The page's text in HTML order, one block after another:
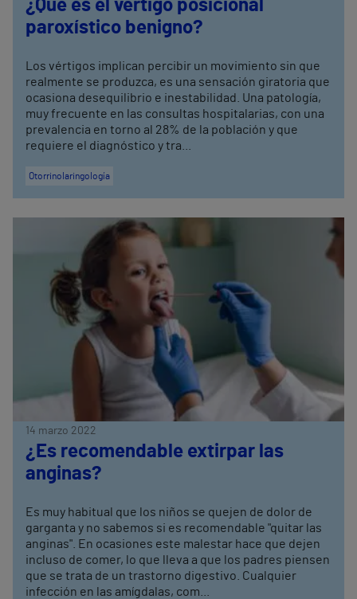
¿Qué es el vértigo posicional
paroxístico benigno?
Los vértigos implican percibir un movimiento sin que
realmente se produzca, es una sensación giratoria que
ocasiona desequilibrio e inestabilidad. Una patología,
muy frecuente en las consultas hospitalarias, con una
prevalencia en torno al 28% de la población y que
requiere el diagnóstico y tra...
Otorrinolaringología
14 marzo 2022
¿Es recomendable extirpar las
anginas?
Es muy habitual que los niños se quejen de dolor de
garganta y no sabemos si es recomendable "quitar las
anginas". En ocasiones este malestar hace que dejen
incluso de comer, lo que lleva a que los padres piensen
que se trata de un trastorno digestivo. Cualquier
infección en las amígdalas, com...